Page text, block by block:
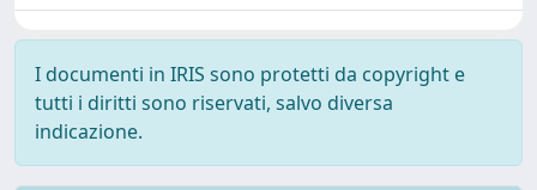
I documenti in IRIS sono protetti da copyright e
tutti i diritti sono riservati, salvo diversa
indicazione.